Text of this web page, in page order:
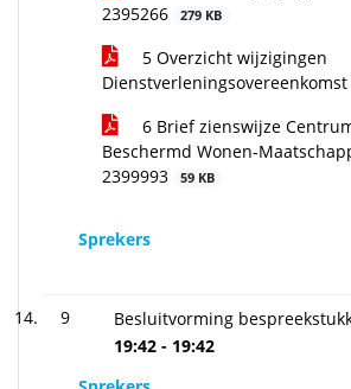
2395266
279 KB
5 Overzicht wijzigingen
Dienstverleningsovereenkomst
6 Brief zienswijze
Beschermd Wonen-
2399993
59 KB
Sprekers
9
Besluitvorming
19:42 - 19:42